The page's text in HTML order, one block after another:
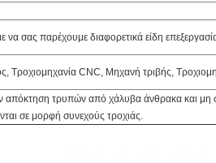
σας παρέχουμε διαφορετικά είδη
Τροχιομηχανία CNC, Μηχανή τριβής,
απόκτηση τρυπών από χάλυβα άνθρακα και μη
σε μορφή συνεχούς τροχιάς.